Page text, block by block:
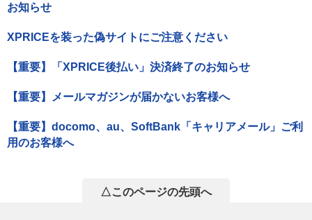
お知らせ
XPRICEを装った偽サイトにご注意ください
【重要】「XPRICE後払い」決済終了のお知らせ
【重要】メールマガジンが届かないお客様へ
【重要】docomo、au、SoftBank「キャリアメール」ご利
用のお客様へ
△このページの先頭へ